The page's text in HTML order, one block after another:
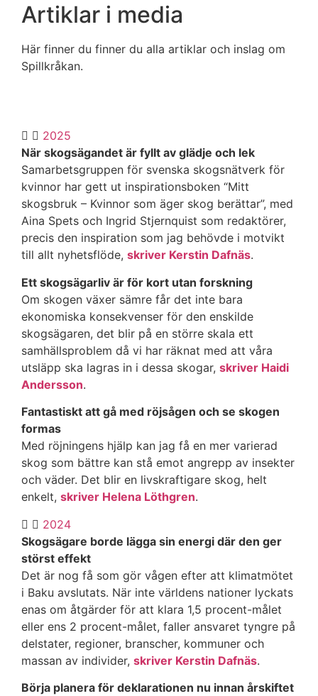
Artiklar i media
Här finner du finner du alla artiklar och inslag om
Spillkråkan.
2025
När skogsägandet är fyllt av glädje och lek
Samarbetsgruppen för svenska skogsnätverk för
kvinnor har gett ut inspirationsboken “Mitt
skogsbruk – Kvinnor som äger skog berättar”, med
Aina Spets och Ingrid Stjernquist som redaktörer,
precis den inspiration som jag behövde i motvikt
till allt nyhetsflöde, skriver Kerstin Dafnäs.
Ett skogsägarliv är för kort utan forskning
Om skogen växer sämre får det inte bara
ekonomiska konsekvenser för den enskilde
skogsägaren, det blir på en större skala ett
samhällsproblem då vi har räknat med att våra
utsläpp ska lagras in i dessa skogar, skriver Haidi
Andersson.
Fantastiskt att gå med röjsågen och se skogen
formas
Med röjningens hjälp kan jag få en mer varierad
skog som bättre kan stå emot angrepp av insekter
och väder. Det blir en livskraftigare skog, helt
enkelt, skriver Helena Löthgren.
2024
Skogsägare borde lägga sin energi där den ger
störst effekt
Det är nog få som gör vågen efter att klimatmötet
i Baku avslutats. När inte världens nationer lyckats
enas om åtgärder för att klara 1,5 procent-målet
eller ens 2 procent-målet, faller ansvaret tyngre på
delstater, regioner, branscher, kommuner och
massan av individer, skriver Kerstin Dafnäs.
Börja planera för deklarationen nu innan årskiftet